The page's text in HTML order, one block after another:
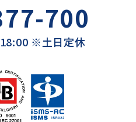
700
※土日定休